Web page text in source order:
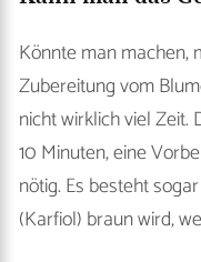
Könnte man machen,
Zubereitung vom
nicht wirklich viel
10 Minuten, eine
nötig. Es besteht
(Karfiol) braun wird,